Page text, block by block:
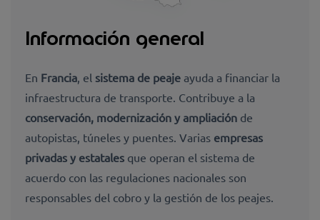
Información general
En Francia , el sistema de peaje ayuda a financiar la
infraestructura de transporte. Contribuye a la
conservación, modernización y ampliación de
autopistas, túneles y puentes. Varias empresas
privadas y estatales que operan el sistema de
acuerdo con las regulaciones nacionales son
responsables del cobro y la gestión de los peajes.